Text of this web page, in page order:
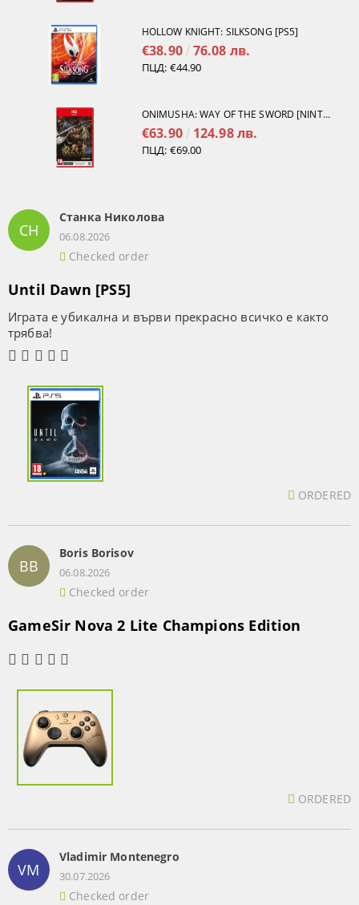
HOLLOW KNIGHT: SILKSONG [PS5]
€38.90 76.08 лв.
ПЦД: €44.90
ONIMUSHA: WAY OF THE SWORD [NINTENDO SWITCH 2]
€63.90 124.98 лв.
ПЦД: €69.00
СН
Станка Николова
06.08.2026
Checked order
Until Dawn [PS5]
Играта е убикална и върви прекрасно всичко е както
трябва!
ORDERED
BB
Boris Borisov
06.08.2026
Checked order
GameSir Nova 2 Lite Champions Edition
ORDERED
VM
Vladimir Montenegro
30.07.2026
Checked order